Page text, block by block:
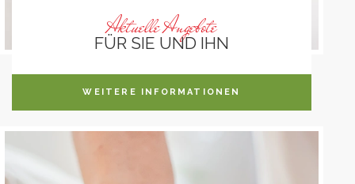
Aktuelle Angebote
FÜR SIE UND IHN
WEITERE INFORMATIONEN